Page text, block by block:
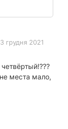
грудня 2021
места мало,